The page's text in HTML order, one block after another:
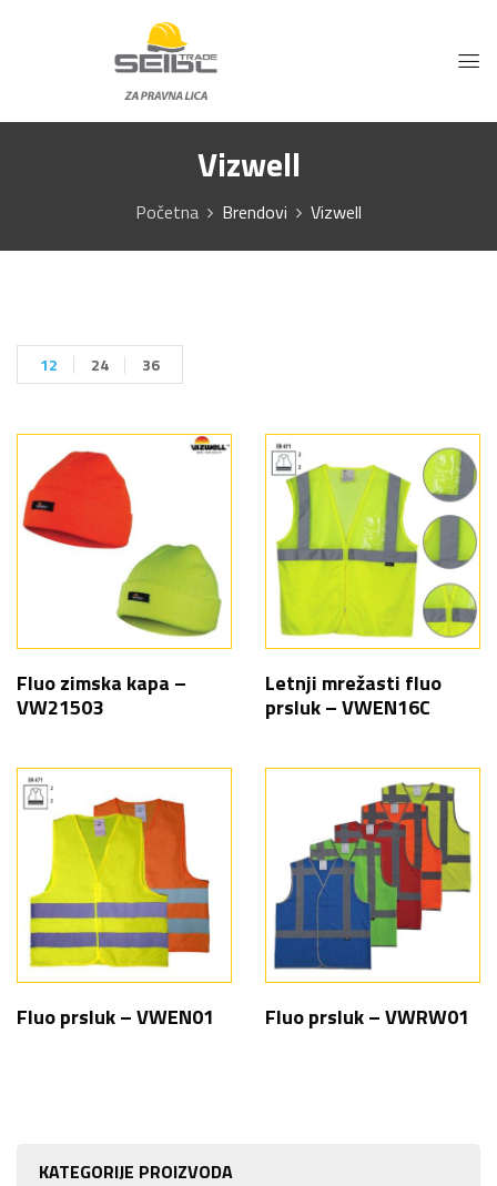
Vizwell
Početna Brendovi Vizwell
KATEGORIJE PROIZVODA
12 24 36
Fluo zimska kapa –
VW21503
Letnji mrežasti fluo
prsluk – VWEN16C
Fluo prsluk – VWEN01 Fluo prsluk – VWRW01